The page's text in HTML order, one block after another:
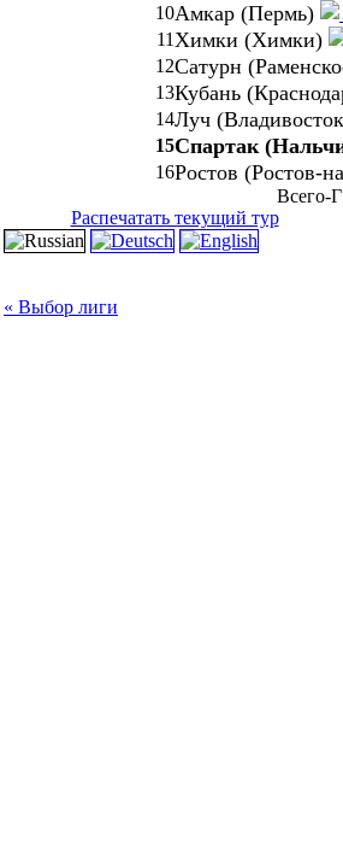
10Амкар (Пермь)
11Химки (Химки)
12Сатурн
13Кубань
14Луч
15Спартак
16Ростов (Ростов-
Распечатать текущий тур
« Выбор лиги